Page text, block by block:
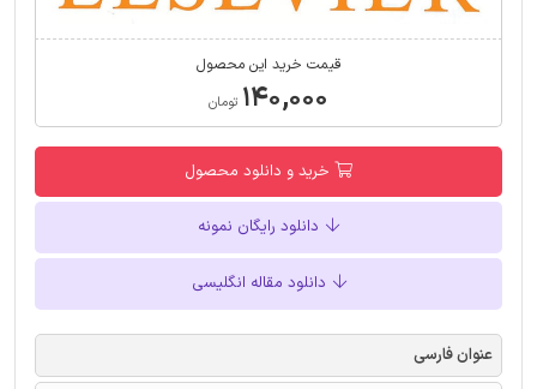
قیمت خرید این محصول
۱۴۰,۰۰۰ تومان
خرید و دانلود محصول
دانلود رایگان نمونه
دانلود مقاله انگلیسی
عنوان فارسی